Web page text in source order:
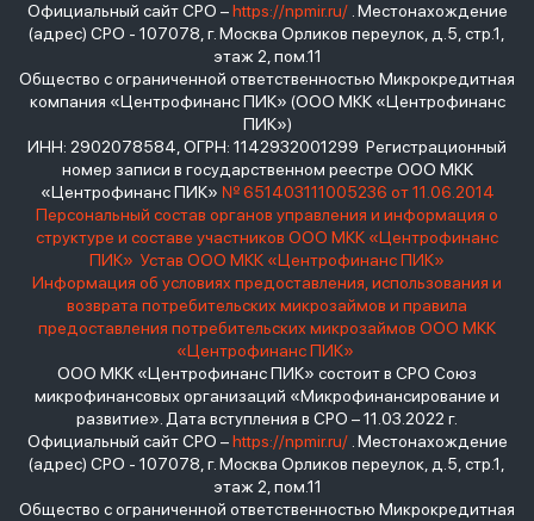
Официальный сайт СРО –https://npmir.ru/. Местонахождение
(адрес) СРО - 107078, г. Москва Орликов переулок, д.5, стр.1,
этаж 2, пом.11
Общество с ограниченной ответственностью Микрокредитная
компания «Центрофинанс ПИК» (ООО МКК «Центрофинанс
ПИК»)
ИНН: 2902078584, ОГРН: 1142932001299 Регистрационный
номер записи в государственном реестре ООО МКК
«Центрофинанс ПИК» № 651403111005236 от 11.06.2014
Персональный состав органов управления и информация о
структуре и составе участников ООО МКК «Центрофинанс
ПИК» Устав ООО МКК «Центрофинанс ПИК»
Информация об условиях предоставления, использования и
возврата потребительских микрозаймов и правила
предоставления потребительских микрозаймов ООО МКК
«Центрофинанс ПИК»
ООО МКК «Центрофинанс ПИК» состоит в СРО Союз
микрофинансовых организаций «Микрофинансирование и
развитие». Дата вступления в СРО – 11.03.2022 г.
Официальный сайт СРО –https://npmir.ru/. Местонахождение
(адрес) СРО - 107078, г. Москва Орликов переулок, д.5, стр.1,
этаж 2, пом.11
Общество с ограниченной ответственностью Микрокредитная